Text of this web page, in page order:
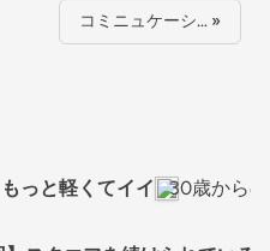
コミニュケーシ… »
っと軽くてイイ 30歳から